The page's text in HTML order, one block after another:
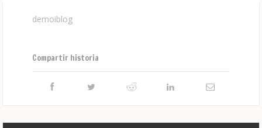
demoiblog
Compartir historia